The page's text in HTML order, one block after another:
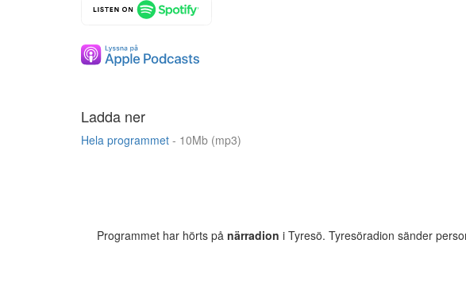
Ladda ner
Hela programmet - 10Mb (mp3)
Programmet har hörts på närradion i Tyresö. Tyresöradion sänder